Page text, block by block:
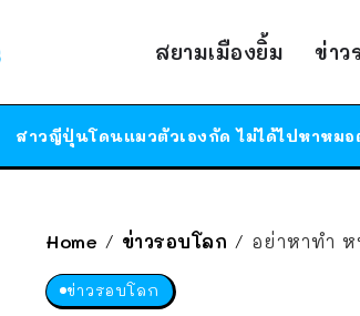
สยามเมืองยิ้ม ข่าว
Home / ข่าวรอบโลก / อย่าหาทำ
ข่าวรอบโลก